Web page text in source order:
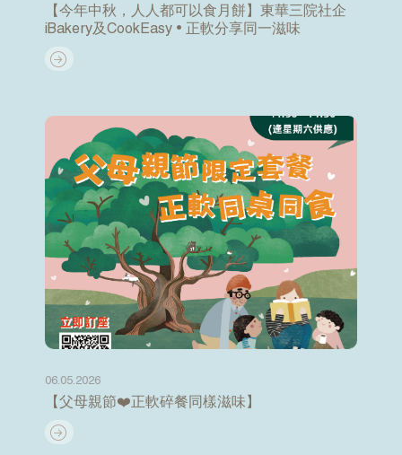
【今年中秋，人人都可以食月餅】東華三院社企
iBakery及CookEasy • 正軟分享同一滋味
06.05.2026
【父母親節❤️正軟碎餐同樣滋味】